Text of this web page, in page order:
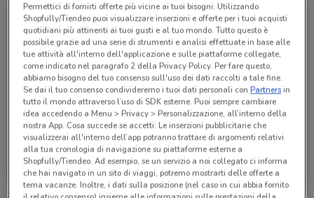
PosteMobile
Scade il 17/08 6.6 km
Permettici di fornirti offerte più vicine ai tuoi bisogni: Utilizzando
Shopfully/Tiendeo puoi visualizzare inserzioni e offerte per i tuoi acquisti
quotidiani più attinenti ai tuoi gusti e al tuo mondo. Tutto questo è
possibile grazie ad una serie di strumenti e analisi effettuate in base alle
tue attività all'interno dell'applicazione e sulle piattaforme collegate,
come indicato nel paragrafo 2 della Privacy Policy. Per fare questo,
abbiamo bisogno del tuo consenso sull'uso dei dati raccolti a tale fine.
Se dai il tuo consenso condivideremo i tuoi dati personali conPartnersin
tutto il mondo attraverso l’uso di SDK esterne. Puoi sempre cambiare
idea accedendo a Menu > Privacy > Personalizzazione, all’interno della
nostra App. Cosa succede se accetti: Le inserzioni pubblicitarie che
visualizzerai all'interno dell’app potranno trattare di argomenti relativi
alla tua cronologia di navigazione su piattaforme esterne a
Shopfully/Tiendeo. Ad esempio, se un servizio a noi collegato ci informa
che hai navigato in un sito di viaggi, potremo mostrarti delle offerte a
tema vacanze. Inoltre, i dati sulla posizione (nel caso in cui abbia fornito